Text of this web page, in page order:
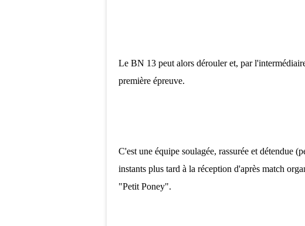
Le BN 13 peut alors dérouler et, par
première épreuve.
C'est une équipe soulagée, rassurée et détendue
instants plus tard à la réception d'après match
"Petit Poney".